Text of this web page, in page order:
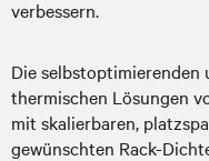
verbessern.
Die selbstoptimierenden
thermischen Lösungen
mit skalierbaren,
gewünschten Rack-